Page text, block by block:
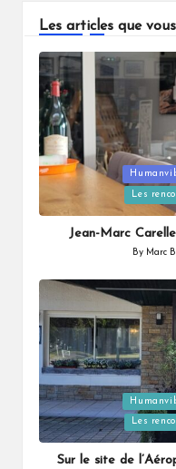
Les articles que
Posted
Les
Jean-Marc
Posted
By Marc
Posted
in
Les
Sur le site de